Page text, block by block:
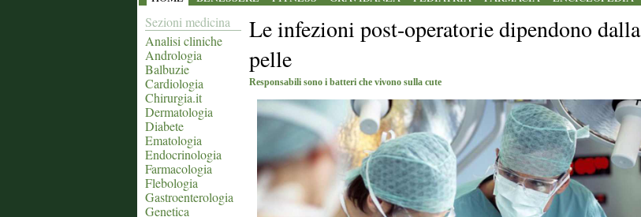
Sezioni medicina
Analisi cliniche
Andrologia
Balbuzie
Cardiologia
Chirurgia.it
Dermatologia
Diabete
Ematologia
Endocrinologia
Farmacologia
Flebologia
Gastroenterologia
Genetica
Le infezioni post-operatorie dipendono dalla
pelle
Responsabili sono i batteri che vivono sulla cute